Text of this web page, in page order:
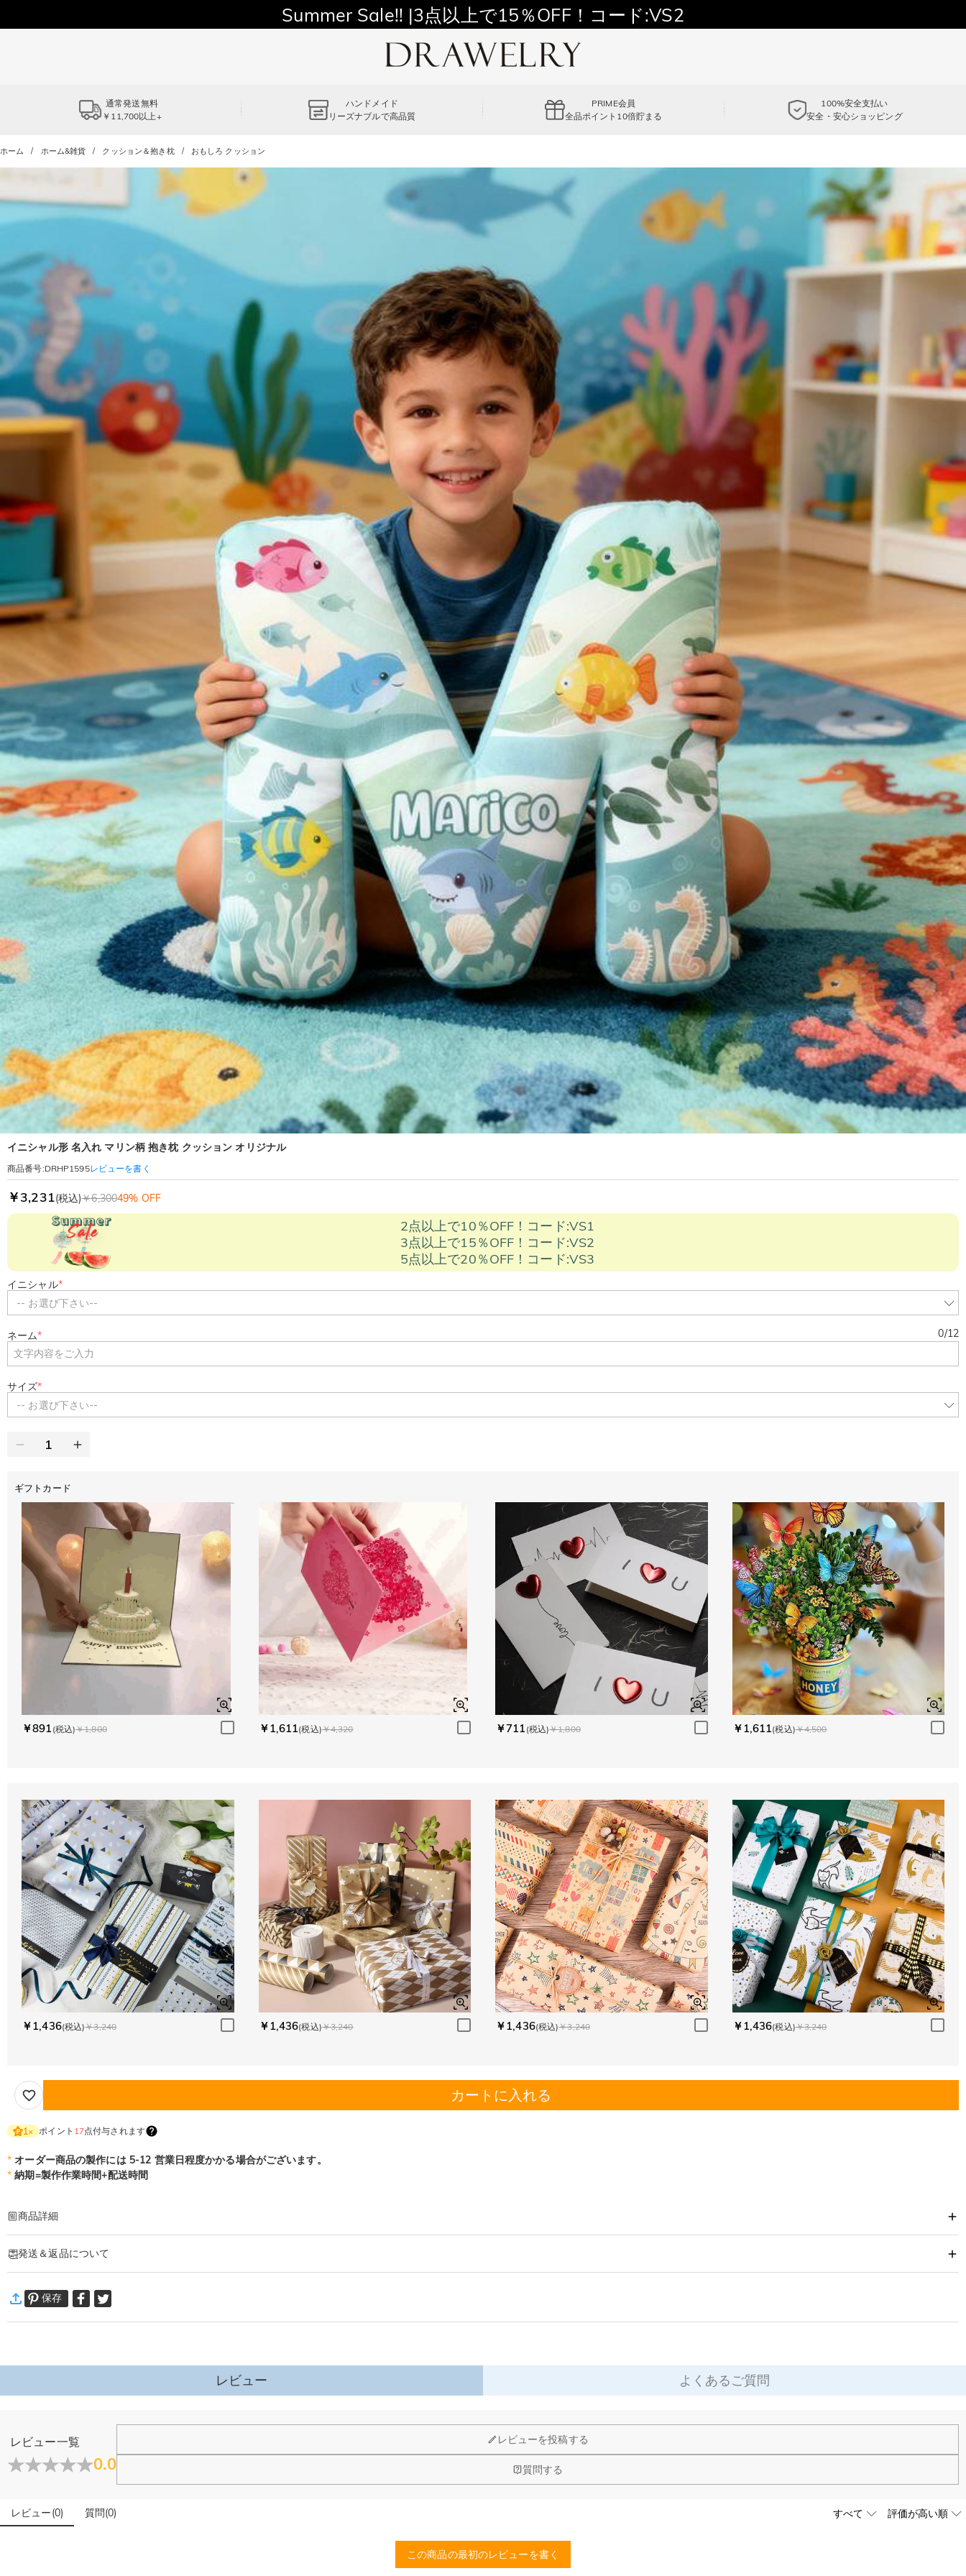
11,700円以上通常配送無料！
Summer Sale!! |3点以上で15％OFF！コード:VS2
通常発送無料
￥11,700以上+
ハンドメイド
リーズナブルで高品質
PRIME会員
全品ポイント10倍貯まる
100%安全支払い
安全・安心ショッピング
ホーム ホーム&雑貨 クッション＆抱き枕 おもしろ クッション
イニシャル形 名入れ マリン柄 抱き枕 クッション オリジナル
商品番号:DRHP1595レビューを書く
￥3,231(税込)￥6,30049% OFF
2点以上で10％OFF！コード:VS1
3点以上で15％OFF！コード:VS2
5点以上で20％OFF！コード:VS3
イニシャル*
-- お選び下さい--
ネーム* 0/12
サイズ*
-- お選び下さい--
ギフトカード
￥891 (税込)￥1,800 ￥1,611(税込)￥4,320 ￥711 (税込)￥1,800 ￥1,611(税込)￥4,500
￥1,436(税込)￥3,240 ￥1,436(税込)￥3,240 ￥1,436(税込)￥3,240 ￥1,436(税込)￥3,240
カートに入れる
1× ポイント 17点付与されます
* オーダー商品の製作には 5-12 営業日程度かかる場合がございます。
* 納期=製作作業時間+配送時間
商品詳細
お好きな柄物やイニシャル、名前などで作った可愛いクッションです。
高品質素材で、柔軟で、刺激のない肌触リ感です。
長期間使用してもへたらず、形を保ちながら適度な反発力を維持します。 単なる柔らかく快適なクッションではなく、インテリアの仕上げとなる存在です。
ソファ、ベッドサイド、テーブル、出窓、その他の装飾要素に添えるだけで、空間のスタイルを瞬時に格上げます。
発送＆返品について
万一、ご注文商品にご満足いただけない場合は、商品が到着後60日以内に返品＆交換できます。
詳細はこちら
保存
レビュー よくあるご質問
レビュー一覧
0.0
レビューを投稿する
質問する
レビュー(0) 質問(0)
この商品の最初のレビューを書く